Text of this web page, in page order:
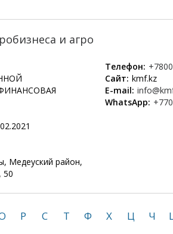
и агро
Медеуский район,
50
Телефон:
Сайт: kmf.kz
E-mail:
WhatsApp:
Р С Т Ф Х Ц Ч